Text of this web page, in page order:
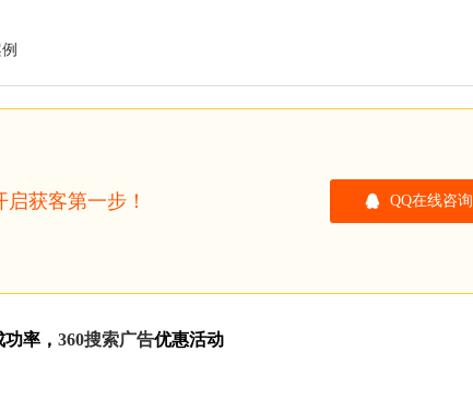
获客第一步！ QQ在线咨询
率， 360搜索广告优惠活动